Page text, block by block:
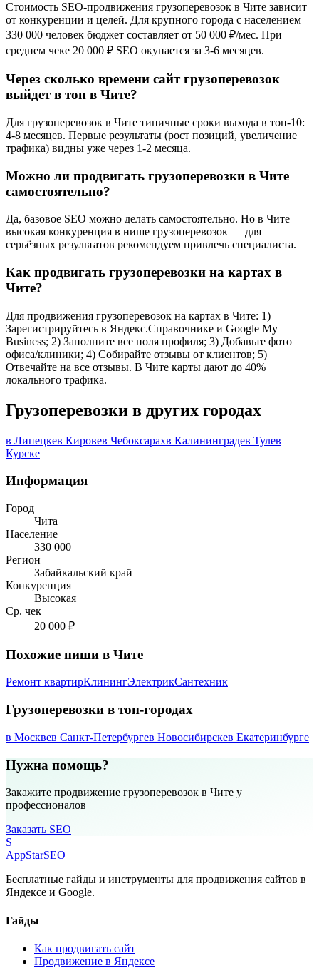
Стоимость SEO-продвижения грузоперевозок в Чите зависит
от конкуренции и целей. Для крупного города с населением
330 000 человек бюджет составляет от 50 000 ₽/мес. При
среднем чеке 20 000 ₽ SEO окупается за 3-6 месяцев.
Через сколько времени сайт грузоперевозок
выйдет в топ в Чите?
Для грузоперевозок в Чите типичные сроки выхода в топ-10:
4-8 месяцев. Первые результаты (рост позиций, увеличение
трафика) видны уже через 1-2 месяца.
Можно ли продвигать грузоперевозки в Чите
самостоятельно?
Да, базовое SEO можно делать самостоятельно. Но в Чите
высокая конкуренция в нише грузоперевозок — для
серьёзных результатов рекомендуем привлечь специалиста.
Как продвигать грузоперевозки на картах в
Чите?
Для продвижения грузоперевозок на картах в Чите: 1)
Зарегистрируйтесь в Яндекс.Справочнике и Google My
Business; 2) Заполните все поля профиля; 3) Добавьте фото
офиса/клиники; 4) Собирайте отзывы от клиентов; 5)
Отвечайте на все отзывы. В Чите карты дают до 40%
локального трафика.
Грузоперевозки в других городах
в Липецкев Кировев Чебоксарахв Калининградев Тулев
Курске
Информация
Город
Чита
Население
330 000
Регион
Забайкальский край
Конкуренция
Высокая
Ср. чек
20 000 ₽
Похожие ниши в Чите
Ремонт квартирКлинингЭлектрикСантехник
Грузоперевозки в топ-городах
в Москвев Санкт-Петербургев Новосибирскев Екатеринбурге
Нужна помощь?
Закажите продвижение грузоперевозок в Чите у
профессионалов
Заказать SEO
S
AppStarSEO
Бесплатные гайды и инструменты для продвижения сайтов в
Яндексе и Google.
Гайды
Как продвигать сайт
Продвижение в Яндексе